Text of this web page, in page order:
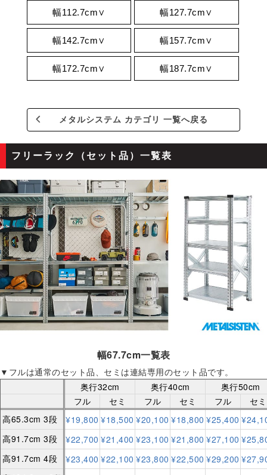
幅112.7cm∨ 幅127.7cm∨
幅142.7cm∨ 幅157.7cm∨
幅172.7cm∨ 幅187.7cm∨
メタルシステム カテゴリ 一覧へ戻る
フリーラック（セット品）一覧表